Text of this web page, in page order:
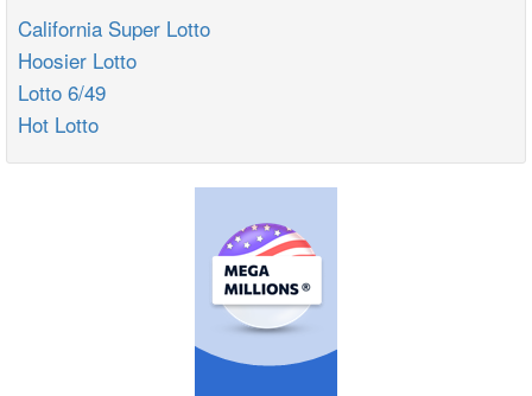
California Super Lotto
Hoosier Lotto
Lotto 6/49
Hot Lotto